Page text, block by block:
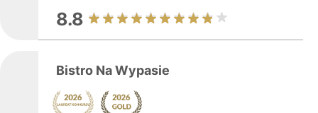
8.8
Bistro Na Wypasie